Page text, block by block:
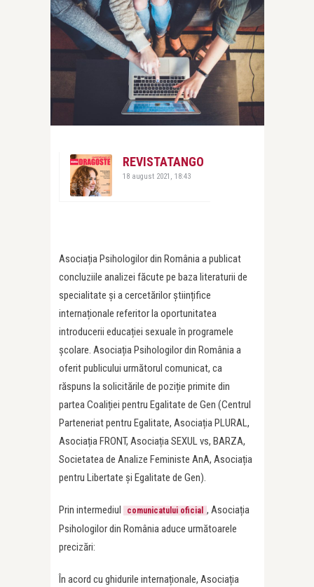
REVISTATANGO
18 august 2021, 18:43
Asociația Psihologilor din România a publicat
concluziile analizei făcute pe baza literaturii de
specialitate și a cercetărilor științifice
internaționale referitor la oportunitatea
introducerii educației sexuale în programele
școlare. Asociația Psihologilor din România a
oferit publicului următorul comunicat, ca
răspuns la solicitările de poziție primite din
partea Coaliției pentru Egalitate de Gen (Centrul
Parteneriat pentru Egalitate, Asociația PLURAL,
Asociația FRONT, Asociația SEXUL vs, BARZA,
Societatea de Analize Feministe AnA, Asociația
pentru Libertate și Egalitate de Gen).
Prin intermediul comunicatului oficial , Asociația
Psihologilor din România aduce următoarele
precizări:
În acord cu ghidurile internaționale, Asociația